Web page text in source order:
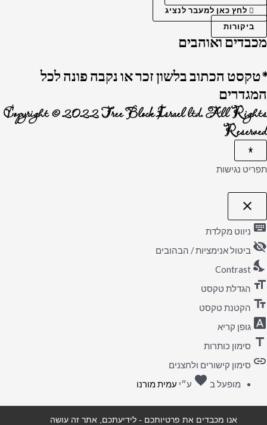
לחץ כאן למעבר לנציג
ביקורות
מכבדים ואוהבים
*טקסט הכתוב בלשון זכר או נקבה פונה לכל
המגדרים
Copyright © 2022 Tree Block Israel ltd. All Rights
Reserved
תפריט נגישות
close
פתיחה
של
הנגישות
keyboard ניווט מקלדת
visibility_off ביטול אנימציות / הבהובים
nights_stay
Contrast
format_size הגדלת טקסט
text_fields הקטנת טקסט
font_download גופן קריא
title סימון כותרות
link סימון קישורים ולחצנים
מופעל ב favorite אהבה
ע״י עמית מורנו
אנו מכבדים את פרטיותכם - לידיעתכם, אתר זה עושה